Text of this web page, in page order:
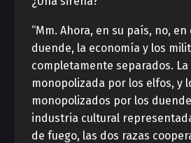
“Mm. Ahora, en su país, no,
duende, la economía y los
completamente separados.
monopolizada por los elfos, y
monopolizados por los
industria cultural
de fuego, las dos razas